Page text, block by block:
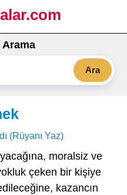
Ara
(Rüyanı Yaz)
moralsiz ve
çeken bir kişiye
kazancın